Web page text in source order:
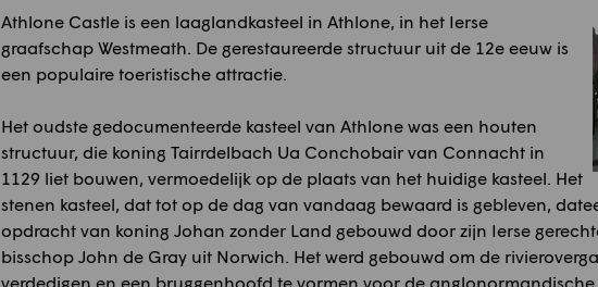
Athlone Castle is een laaglandkasteel in Athlone, in het Ierse
graafschap Westmeath. De gerestaureerde structuur uit de 12e eeuw is
een populaire toeristische attractie.
Het oudste gedocumenteerde kasteel van Athlone was een houten
structuur, die koning Tairrdelbach Ua Conchobair van Connacht in
1129 liet bouwen, vermoedelijk op de plaats van het huidige kasteel. Het
stenen kasteel, dat tot op de dag van vandaag bewaard is gebleven,
opdracht van koning Johan zonder Land gebouwd door zijn Ierse
bisschop John de Gray uit Norwich. Het werd gebouwd om de
verdedigen en een bruggenhoofd te vormen voor de anglonormandische